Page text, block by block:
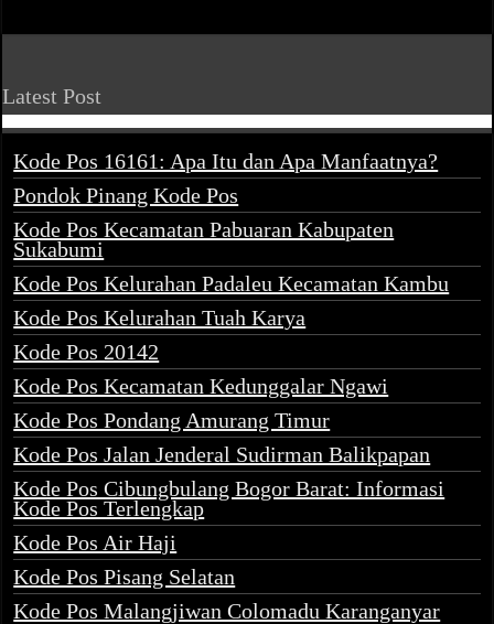
Latest Post
Kode Pos 16161: Apa Itu dan Apa Manfaatnya?
Pondok Pinang Kode Pos
Kode Pos Kecamatan Pabuaran Kabupaten
Sukabumi
Kode Pos Kelurahan Padaleu Kecamatan Kambu
Kode Pos Kelurahan Tuah Karya
Kode Pos 20142
Kode Pos Kecamatan Kedunggalar Ngawi
Kode Pos Pondang Amurang Timur
Kode Pos Jalan Jenderal Sudirman Balikpapan
Kode Pos Cibungbulang Bogor Barat: Informasi
Kode Pos Terlengkap
Kode Pos Air Haji
Kode Pos Pisang Selatan
Kode Pos Malangjiwan Colomadu Karanganyar